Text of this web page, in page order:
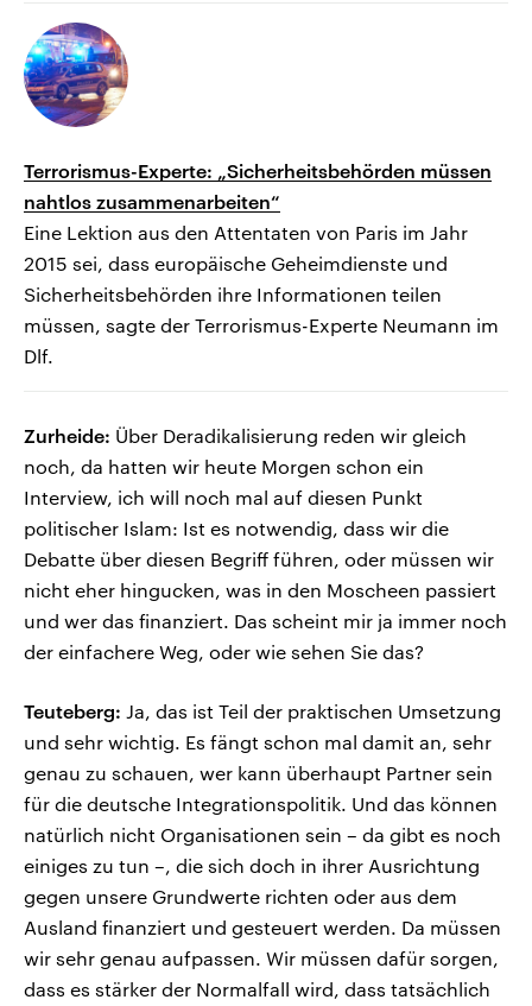
Terrorismus-Experte: „Sicherheitsbehörden müssen
nahtlos zusammenarbeiten“
Eine Lektion aus den Attentaten von Paris im Jahr
2015 sei, dass europäische Geheimdienste und
Sicherheitsbehörden ihre Informationen teilen
müssen, sagte der Terrorismus-Experte Neumann im
Dlf.
Zurheide: Über Deradikalisierung reden wir gleich
noch, da hatten wir heute Morgen schon ein
Interview, ich will noch mal auf diesen Punkt
politischer Islam: Ist es notwendig, dass wir die
Debatte über diesen Begriff führen, oder müssen wir
nicht eher hingucken, was in den Moscheen passiert
und wer das finanziert. Das scheint mir ja immer noch
der einfachere Weg, oder wie sehen Sie das?
Teuteberg: Ja, das ist Teil der praktischen Umsetzung
und sehr wichtig. Es fängt schon mal damit an, sehr
genau zu schauen, wer kann überhaupt Partner sein
für die deutsche Integrationspolitik. Und das können
natürlich nicht Organisationen sein – da gibt es noch
einiges zu tun –, die sich doch in ihrer Ausrichtung
gegen unsere Grundwerte richten oder aus dem
Ausland finanziert und gesteuert werden. Da müssen
wir sehr genau aufpassen. Wir müssen dafür sorgen,
dass es stärker der Normalfall wird, dass tatsächlich